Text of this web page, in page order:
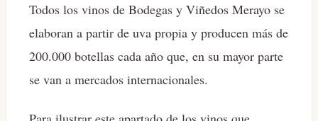
Todos los vinos de Bodegas y Viñedos Merayo se
elaboran a partir de uva propia y producen más de
200.000 botellas cada año que, en su mayor parte
se van a mercados internacionales.